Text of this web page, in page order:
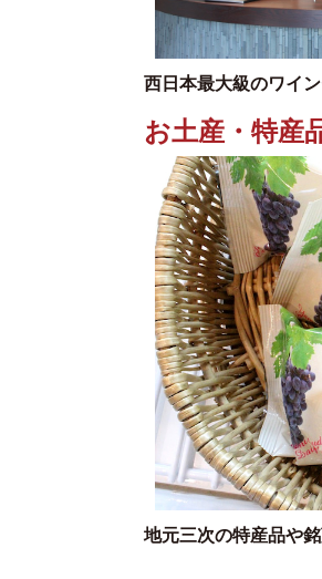
西日本最大級のワイ
お土産・特産
地元三次の特産品や